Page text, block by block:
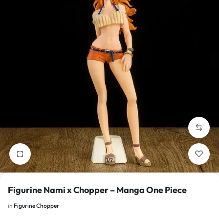
1/7
Figurine Nami x Chopper – Manga One Piece
in Figurine Chopper